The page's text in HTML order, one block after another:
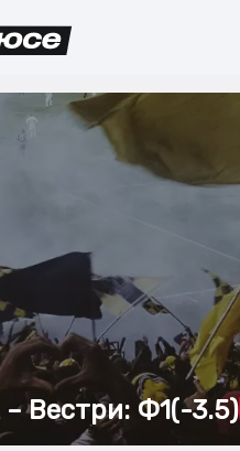
– Вестри: Ф1(-3.5)